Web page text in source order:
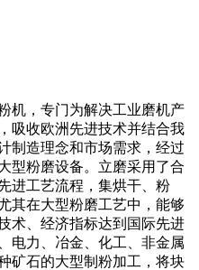
机，专门为解决工业磨机产
吸收欧洲先进技术并结合我
制造理念和市场需求，经过
型粉磨设备。立磨采用了合
进工艺流程，集烘干、粉
其在大型粉磨工艺中，能够
术、经济指标达到国际先进
电力、冶金、化工、非金属
矿石的大型制粉加工，将块